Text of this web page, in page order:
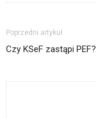
Poprzedni artykuł
Czy KSeF zastąpi PEF?